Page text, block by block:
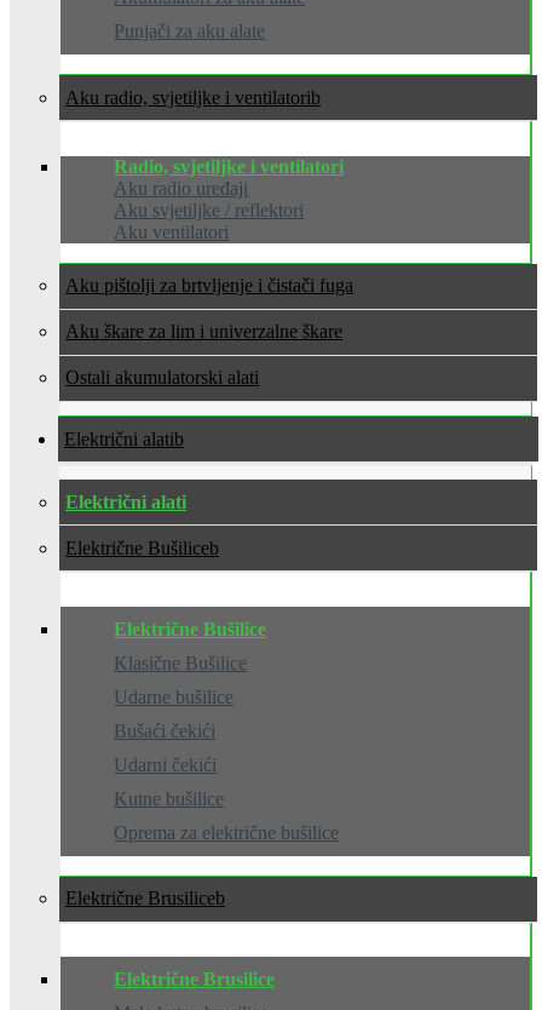
Punjači za aku alate
Aku radio, svjetiljke i ventilatori
Radio, svjetiljke i ventilatori
Aku radio uređaji
Aku svjetiljke / reflektori
Aku ventilatori
Aku pištolji za brtvljenje i čistači fuga
Aku škare za lim i univerzalne škare
Ostali akumulatorski alati
Električni alati
Električni alati
Električne Bušilice
Električne Bušilice
Klasične Bušilice
Udarne bušilice
Bušaći čekići
Udarni čekići
Kutne bušilice
Oprema za električne bušilice
Električne Brusilice
Električne Brusilice